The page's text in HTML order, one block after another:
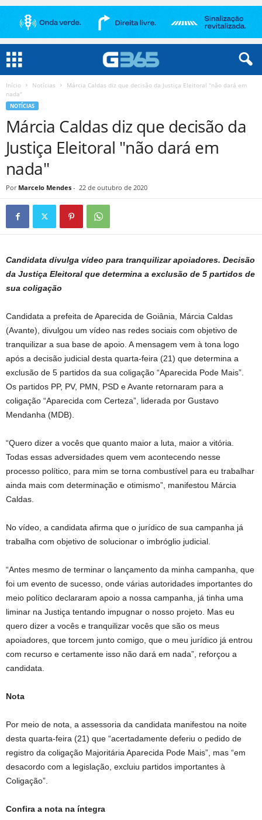
Início Notícias
Márcia Caldas diz que decisão da Justiça Eleitoral "não dará em
nada"
NOTÍCIAS
Márcia Caldas diz que decisão da
Justiça Eleitoral "não dará em
nada"
Por Marcelo Mendes - 22 de outubro de 2020
Candidata divulga vídeo para tranquilizar apoiadores. Decisão
da Justiça Eleitoral que determina a exclusão de 5 partidos de
sua coligação
Candidata a prefeita de Aparecida de Goiânia, Márcia Caldas
(Avante), divulgou um vídeo nas redes sociais com objetivo de
tranquilizar a sua base de apoio. A mensagem vem à tona logo
após a decisão judicial desta quarta-feira (21) que determina a
exclusão de 5 partidos da sua coligação “Aparecida Pode Mais”.
Os partidos PP, PV, PMN, PSD e Avante retornaram para a
coligação “Aparecida com Certeza”, liderada por Gustavo
Mendanha (MDB).
“Quero dizer a vocês que quanto maior a luta, maior a vitória.
Todas essas adversidades quem vem acontecendo nesse
processo político, para mim se torna combustível para eu trabalhar
ainda mais com determinação e otimismo”, manifestou Márcia
Caldas.
No vídeo, a candidata afirma que o jurídico de sua campanha já
trabalha com objetivo de solucionar o imbróglio judicial.
“Antes mesmo de terminar o lançamento da minha campanha, que
foi um evento de sucesso, onde várias autoridades importantes do
meio político declararam apoio a nossa campanha, já tinha uma
liminar na Justiça tentando impugnar o nosso projeto. Mas eu
quero dizer a vocês e tranquilizar vocês que são os meus
apoiadores, que torcem junto comigo, que o meu jurídico já entrou
com recurso e certamente isso não dará em nada”, reforçou a
candidata.
Nota
Por meio de nota, a assessoria da candidata manifestou na noite
desta quarta-feira (21) que “acertadamente deferiu o pedido de
registro da coligação Majoritária Aparecida Pode Mais”, mas “em
desacordo com a legislação, excluiu partidos importantes à
Coligação”.
Confira a nota na íntegra